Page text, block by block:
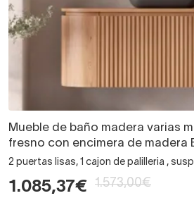
Mueble de baño madera varias
fresno con encimera de madera
2 puertas lisas, 1 cajon de palilleria ,
1.085,37€ 1.573,00€